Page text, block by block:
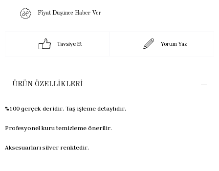
Fiyat Düşünce Haber Ver
Tavsiye Et Yorum Yaz
ÜRÜN ÖZELLIKLERI
%100 gerçek deridir. Taş işleme detaylıdır.
Profesyonel kuru temizleme önerilir.
Aksesuarları silver renktedir.